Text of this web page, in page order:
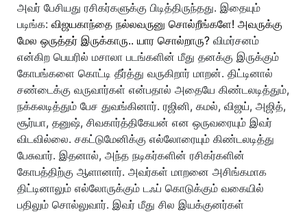
அவர் பேசியது ரசிகர்களுக்கு பிடித்திருந்தது. இதையும்
படிங்க: விஜயகாந்தை நல்லவருனு சொல்றீங்களே! அவருக்கு
மேல ஒருத்தர் இருக்காரு.. யார சொல்றாரு? விமர்சனம்
என்கிற பெயரில் மசாலா படங்களின் மீது தனக்கு இருக்கும்
கோபங்களை கொட்டி தீர்த்து வருகிறார் மாறன். திட்டினால்
சண்டைக்கு வருவார்கள் என்பதால் அதையே கிண்டலடித்தும்,
நக்கலடித்தும் பேச துவங்கினார். ரஜினி, கமல், விஜய், அஜித்,
சூர்யா, தனுஷ், சிவகார்த்திகேயன் என ஒருவரையும் இவர்
விடவில்லை. சகட்டுமேனிக்கு எல்லோரையும் கிண்டலடித்து
பேசுவார். இதனால், அந்த நடிகர்களின் ரசிகர்களின்
கோபத்திற்கு ஆளானார். அவர்கள் மாறனை அசிங்கமாக
திட்டினாலும் எல்லோருக்கும் டஃப் கொடுக்கும் வகையில்
பதிலும் சொல்லுவார். இவர் மீது சில இயக்குனர்கள்